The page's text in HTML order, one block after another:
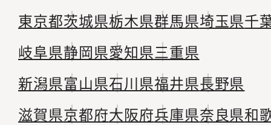
東京都茨城県栃木県群馬県埼玉県千
岐阜県静岡県愛知県三重県
新潟県富山県石川県福井県長野県
滋賀県京都府大阪府兵庫県奈良県和